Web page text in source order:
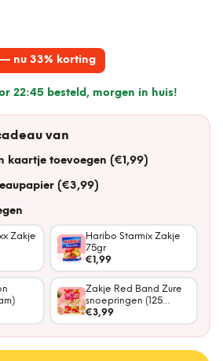
nu 33% korting
22:45 besteld, morgen in huis!
van
kaartje toevoegen (€1,99)
(€3,99)
Zakje
Haribo Starmix Zakje
75gr
€1,99
Zakje Red Band Zure
snoepringen (125
gram)
€3,99